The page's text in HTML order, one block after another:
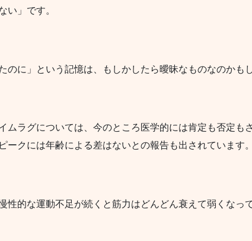
い」です。
のに」という記憶は、もしかしたら曖昧なものなのかも
ムラグについては、今のところ医学的には肯定も否定も
ークには年齢による差はないとの報告も出されています。
性的な運動不足が続くと筋力はどんどん衰えて弱くなっ